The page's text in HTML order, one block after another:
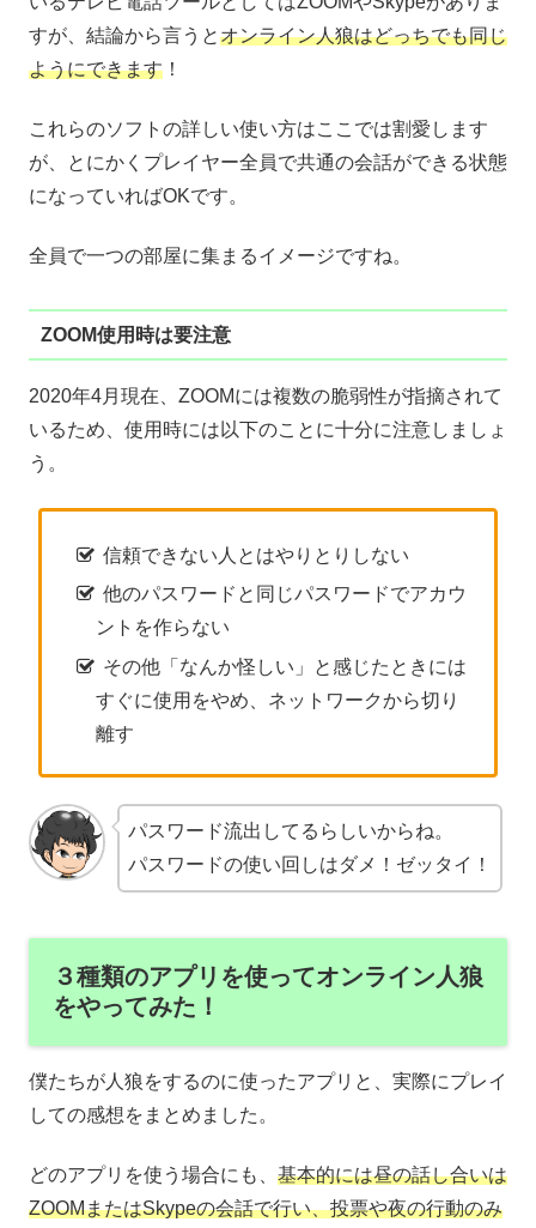
すが、結論から言うとオンライン人狼はどっちでも同じ
ようにできます ！
これらのソフトの詳しい使い方はここでは割愛します
が、とにかくプレイヤー全員で共通の会話ができる状態
になっていればOKです。
全員で一つの部屋に集まるイメージですね。
ZOOM使用時は要注意
2020年4月現在、ZOOMには複数の脆弱性が指摘されて
いるため、使用時には以下のことに十分に注意しましょ
う。
信頼できない人とはやりとりしない
他のパスワードと同じパスワードでアカウ
ントを作らない
その他「なんか怪しい」と感じたときには
すぐに使用をやめ、ネットワークから切り
離す
パスワード流出してるらしいからね。
パスワードの使い回しはダメ！ゼッタイ！
３種類のアプリを使ってオンライン人狼
をやってみた！
僕たちが人狼をするのに使ったアプリと、実際にプレイ
しての感想をまとめました。
どのアプリを使う場合にも、 基本的には昼の話し合いは
ZOOMまたはSkypeの会話で行い、投票や夜の行動のみ